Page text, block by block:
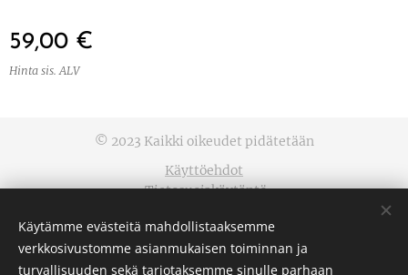
59,00 €
Hinta sis. ALV
© 2023 Kaikki oikeudet pidätetään
Käyttöehdot
Tietosuojakäytäntö
Evästeet
Kielet
Käytämme evästeitä mahdollistaaksemme
verkkosivustomme asianmukaisen toiminnan ja
turvallisuuden sekä tarjotaksemme sinulle parhaan